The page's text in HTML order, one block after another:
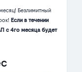
Безлимитный
Если в течении
с 4го месяца будет